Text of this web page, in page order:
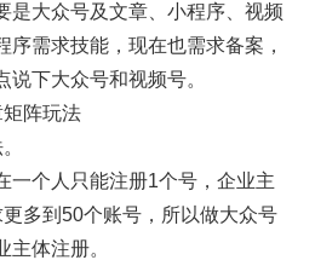
是大众号及文章、小程序、视频
序需求技能，现在也需求备案，
下大众号和视频号。
阵玩法
一个人只能注册1个号，企业主
多到50个账号，所以做大众号
主体注册。